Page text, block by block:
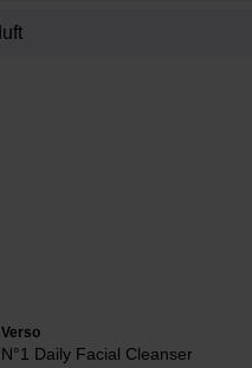
Verso
N°1 Daily Facial Cleanser